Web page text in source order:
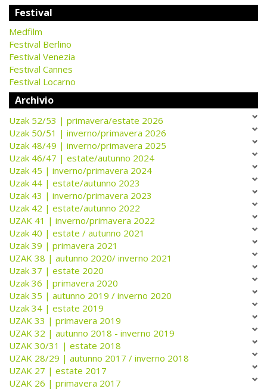
Festival
Medfilm
Festival Berlino
Festival Venezia
Festival Cannes
Festival Locarno
Archivio
Uzak 52/53 | primavera/estate 2026
Uzak 50/51 | inverno/primavera 2026
Uzak 48/49 | inverno/primavera 2025
Uzak 46/47 | estate/autunno 2024
Uzak 45 | inverno/primavera 2024
Uzak 44 | estate/autunno 2023
Uzak 43 | inverno/primavera 2023
Uzak 42 | estate/autunno 2022
UZAK 41 | inverno/primavera 2022
Uzak 40 | estate / autunno 2021
Uzak 39 | primavera 2021
UZAK 38 | autunno 2020/ inverno 2021
Uzak 37 | estate 2020
Uzak 36 | primavera 2020
Uzak 35 | autunno 2019 / inverno 2020
Uzak 34 | estate 2019
UZAK 33 | primavera 2019
UZAK 32 | autunno 2018 - inverno 2019
UZAK 30/31 | estate 2018
UZAK 28/29 | autunno 2017 / inverno 2018
UZAK 27 | estate 2017
UZAK 26 | primavera 2017